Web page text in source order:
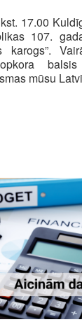
17.00
107.
karogs”.
mūsu